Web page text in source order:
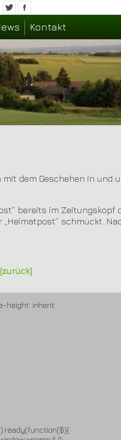
Kontakt
dem Geschehen in und
bereits im
schmückt.
[zurück]
height: inherit